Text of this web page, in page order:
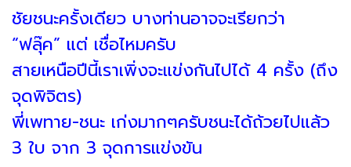
ชัยชนะครั้งเดียว บางท่านอาจจะเรียกว่า
“ฟลุ๊ค” แต่ เชื่อไหมครับ
สายเหนือปีนี้เราเพิ่งจะแข่งกันไปได้ 4 ครั้ง (ถึง
จุดพิจิตร)
พี่เพทาย-ชนะ เก่งมากๆครับชนะได้ถ้วยไปแล้ว
3 ใบ จาก 3 จุดการแข่งขัน